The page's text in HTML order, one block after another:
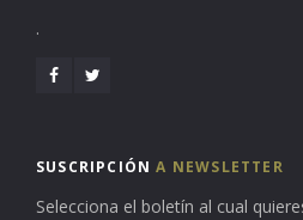
.
SUSCRIPCIÓNA NEWSLETTER
Selecciona el boletín al cual